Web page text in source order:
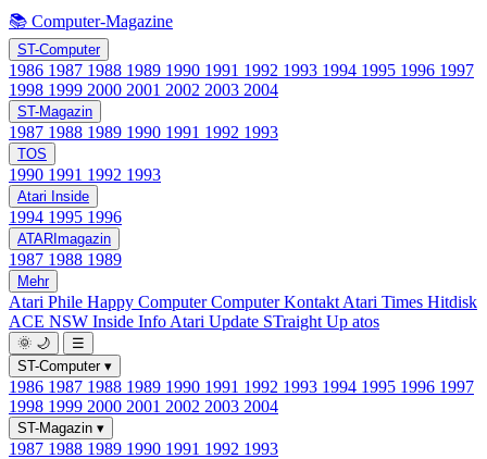
📚 Computer-Magazine
ST-Computer
1986 1987 1988 1989 1990 1991 1992 1993 1994 1995 1996 1997
1998 1999 2000 2001 2002 2003 2004
ST-Magazin
1987 1988 1989 1990 1991 1992 1993
TOS
1990 1991 1992 1993
Atari Inside
1994 1995 1996
ATARImagazin
1987 1988 1989
Mehr
Atari Phile Happy ComputerComputer Kontakt Atari Times Hitdisk
ACE NSW Inside Info Atari Update STraight Up atos
🌞 🌙
☰
ST-Computer ▾
1986 1987 1988 1989 1990 1991 1992 1993 1994 1995 1996 1997
1998 1999 2000 2001 2002 2003 2004
ST-Magazin ▾
1987 1988 1989 1990 1991 1992 1993